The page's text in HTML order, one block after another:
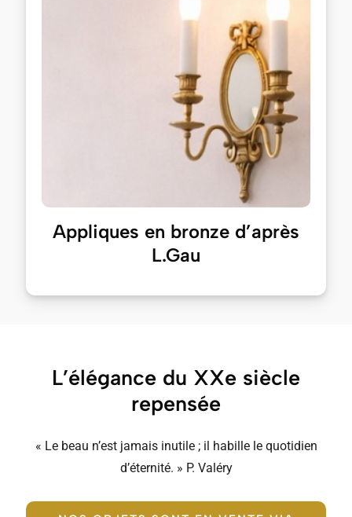
Appliques en bronze d’après
L.Gau
L’élégance du XXe siècle
repensée
« Le beau n’est jamais inutile ; il habille le quotidien
d’éternité. » P. Valéry